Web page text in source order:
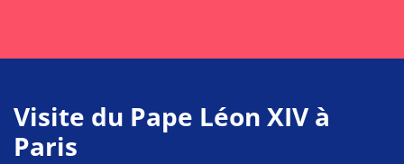
Visite du Pape Léon XIV à
Paris